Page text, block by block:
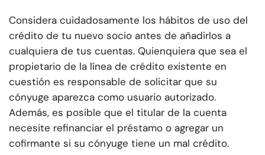
Considera cuidadosamente los hábitos de uso del
crédito de tu nuevo socio antes de añadirlos a
cualquiera de tus cuentas. Quienquiera que sea el
propietario de la línea de crédito existente en
cuestión es responsable de solicitar que su
cónyuge aparezca como usuario autorizado.
Además, es posible que el titular de la cuenta
necesite refinanciar el préstamo o agregar un
cofirmante si su cónyuge tiene un mal crédito.